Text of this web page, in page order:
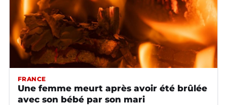
FRANCE
Une femme meurt après avoir été brûlée
avec son bébé par son mari